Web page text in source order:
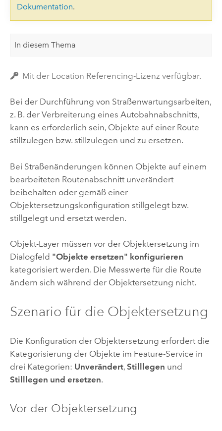
Dokumentation.
In diesem Thema
Mit der Location Referencing-Lizenz verfügbar.
Bei der Durchführung von Straßenwartungsarbeiten,
z. B. der Verbreiterung eines Autobahnabschnitts,
kann es erforderlich sein, Objekte auf einer Route
stillzulegen bzw. stillzulegen und zu ersetzen.
Bei Straßenänderungen können Objekte auf einem
bearbeiteten Routenabschnitt unverändert
beibehalten oder gemäß einer
Objektersetzungskonfiguration stillgelegt bzw.
stillgelegt und ersetzt werden.
Objekt-Layer müssen vor der Objektersetzung im
Dialogfeld "Objekte ersetzen" konfigurieren
kategorisiert werden. Die Messwerte für die Route
ändern sich während der Objektersetzung nicht.
Szenario für die Objektersetzung
Die Konfiguration der Objektersetzung erfordert die
Kategorisierung der Objekte im Feature-Service in
drei Kategorien: Unverändert, Stilllegen und
Stilllegen und ersetzen.
Vor der Objektersetzung